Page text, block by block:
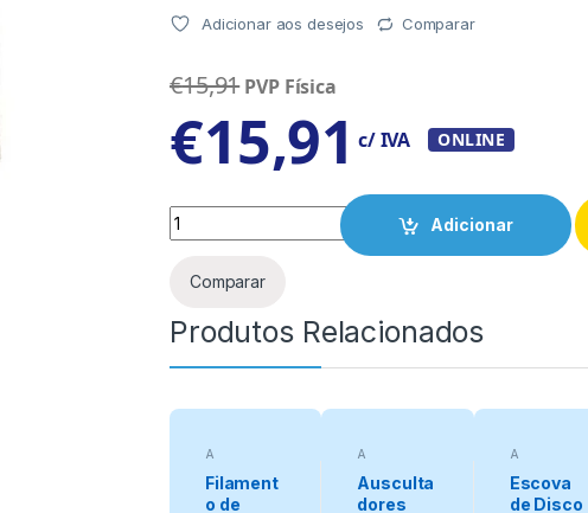
Adicionar aos desejos Comparar
€15,91 PVP Física
€15,91 c/ IVA ONLINE
Quantity
Adicionar
Comparar
Produtos Relacionados
A
categorizar
Filament
o de
A
categorizar
Ausculta
dores
A
categorizar
Escova
de Disco